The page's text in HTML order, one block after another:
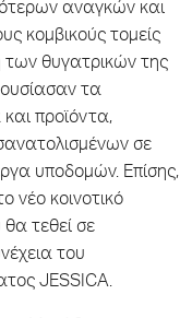
αναγκών και
κομβικούς τομείς
των θυγατρικών της
τα
προϊόντα,
σε
υποδομών. Επίσης,
νέο κοινοτικό
τεθεί σε
του
JESSICA.